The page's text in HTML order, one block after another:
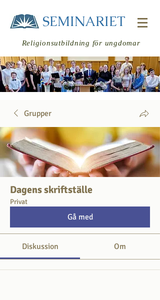
SEMINARIET
Religionsutbildning för ungdomar
Grupper
Dagens skriftställe
Privat
Gå med
Diskussion Om